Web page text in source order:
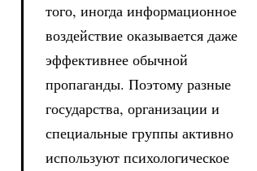
того, иногда информационное
воздействие оказывается даже
эффективнее обычной
пропаганды. Поэтому разные
государства, организации и
специальные группы активно
используют психологическое